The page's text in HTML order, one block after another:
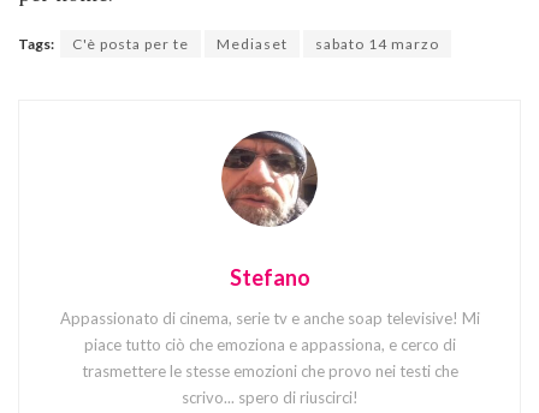
Tags: C'è posta per te Mediaset sabato 14 marzo
Stefano
Appassionato di cinema, serie tv e anche soap televisive! Mi
piace tutto ciò che emoziona e appassiona, e cerco di
trasmettere le stesse emozioni che provo nei testi che
scrivo... spero di riuscirci!